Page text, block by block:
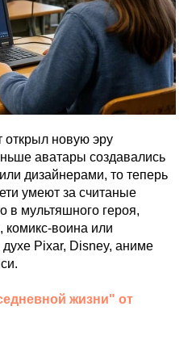
открыл новую эру
аватары создавались
дизайнерами, то теперь
умеют за считаные
в мультяшного героя,
комикс-воина или
Pixar, Disney, аниме
жизни" от